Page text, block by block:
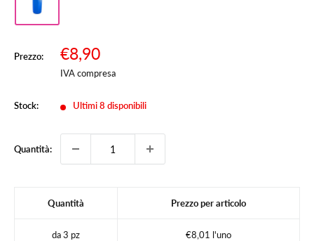
Prezzo:
Prezzo
scontato
€8,90
IVA compresa
Stock: Ultimi 8 disponibili
Quantità:
Quantità Prezzo per articolo
da 3 pz €8,01 l'uno